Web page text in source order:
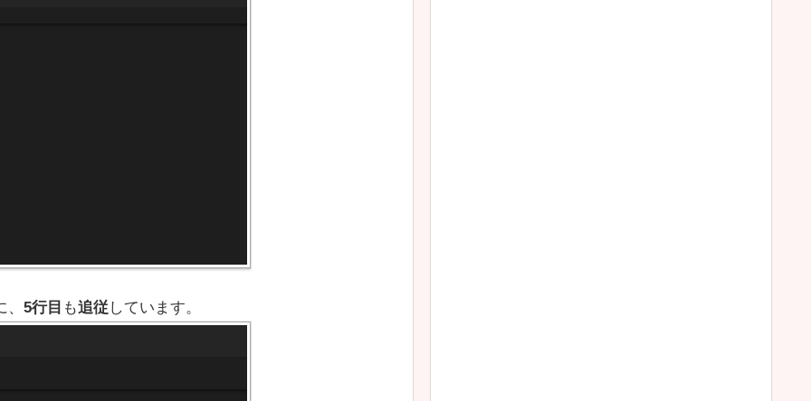
、5行目 も追従 しています。